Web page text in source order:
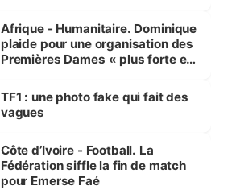
Afrique - Humanitaire. Dominique
plaide pour une organisation des
Premières Dames « plus forte et
sur la scène internationale »
TF1 : une photo fake qui fait des
vagues
Côte d’Ivoire - Football. La
Fédération siffle la fin de match
pour Emerse Faé